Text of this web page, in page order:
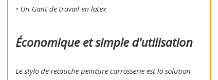
• Un Gant de travail en latex
Économique et simple d'utilisation
Le stylo de retouche peinture carrosserie est la solution